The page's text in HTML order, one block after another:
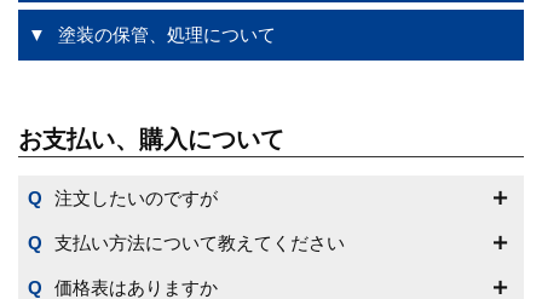
塗装の保管、処理について
お支払い、購入について
注文したいのですが
支払い方法について教えてください
価格表はありますか